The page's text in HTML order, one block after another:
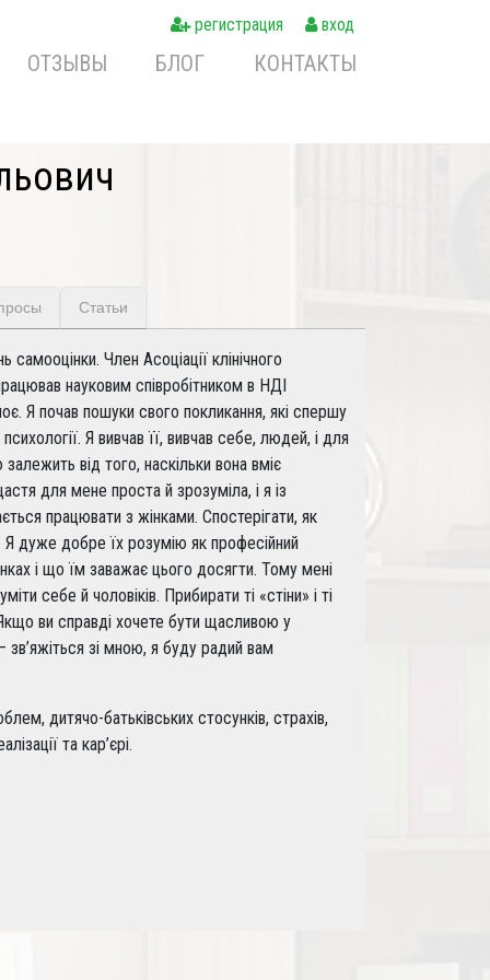
регистрация вход
ОТЗЫВЫ БЛОГ КОНТАКТЫ
Статьи
самооцінки. Член Асоціації клінічного
науковим співробітником в НДІ
Я почав пошуки свого покликання, які спершу
Я вивчав її, вивчав себе, людей, і для
від того, наскільки вона вміє
для мене проста й зрозуміла, і я із
працювати з жінками. Спостерігати, як
дуже добре їх розумію як професійний
і що їм заважає цього досягти. Тому мені
себе й чоловіків. Прибирати ті «стіни» і ті
ви справді хочете бути щасливою у
зв’яжіться зі мною, я буду радий вам
дитячо-батьківських стосунків, страхів,
та кар’єрі.